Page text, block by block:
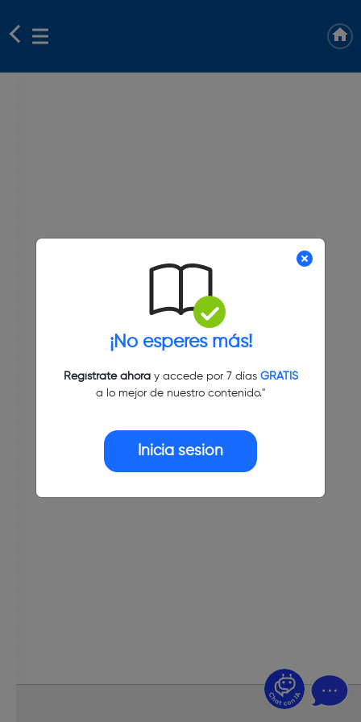
¡No esperes más!
Regístrate ahoray accede por 7 días GRATIS
a lo mejor de nuestro contenido."
Inicia sesión